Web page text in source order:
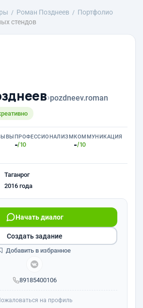
Роман Позднеев
Портфолио
стендов
›pozdneev.roman
ПРОФЕССИОНАЛИЗМ
-/10
КОММУНИКАЦИЯ
-/10
Таганрог
2016 года
89185400106
Начать диалог
Создать задание
Добавить в избранное
на профиль